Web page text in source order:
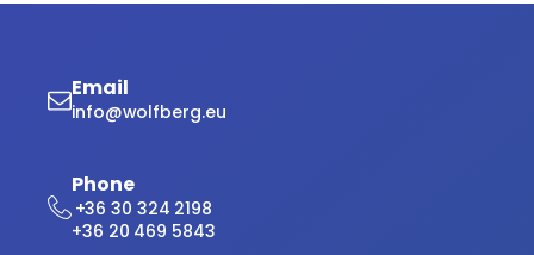
Email
info@wolfberg.eu
Phone
+36 30 324 2198
+36 20 469 5843